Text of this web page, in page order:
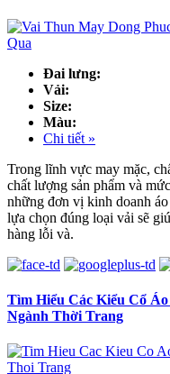
Đai lưng:
Vải:
Size:
Màu:
Chi tiết »
Trong lĩnh vực may mặc,
chất lượng sản phẩm và
những đơn vị kinh doanh
lựa chọn đúng loại vải sẽ
hàng lỗi và.
Tìm Hiểu Các Kiểu Cổ
Ngành Thời Trang